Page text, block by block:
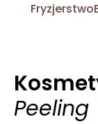
Fryzjerstwo
Peeling